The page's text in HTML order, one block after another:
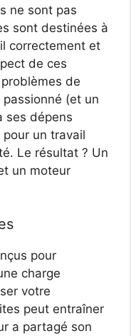
ne sont pas
sont destinées à
correctement et
de ces
de
(et un
ses dépens
pour un travail
Le résultat ? Un
un moteur
pour
charge
votre
peut entraîner
a partagé son